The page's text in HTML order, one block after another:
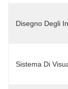
Disegno Degli
Sistema Di